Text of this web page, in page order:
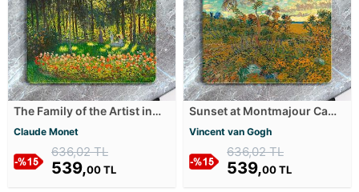
The Family of the Artist in
Kesim Tablası
Claude Monet
636,02 TL
539,00 TL
Sunset at Montmajour Cam
Kesim Tablası
Vincent van Gogh
636,02 TL
539,00 TL